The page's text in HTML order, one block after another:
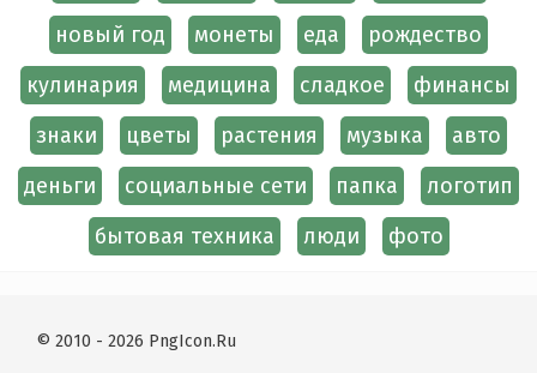
новый год
монеты еда
рождество
кулинария
медицина сладкое
финансы
знаки
цветы растения музыка
авто
деньги
социальные сети папка
логотип
бытовая техника
люди фото
© 2010 - 2026 PngIcon.Ru